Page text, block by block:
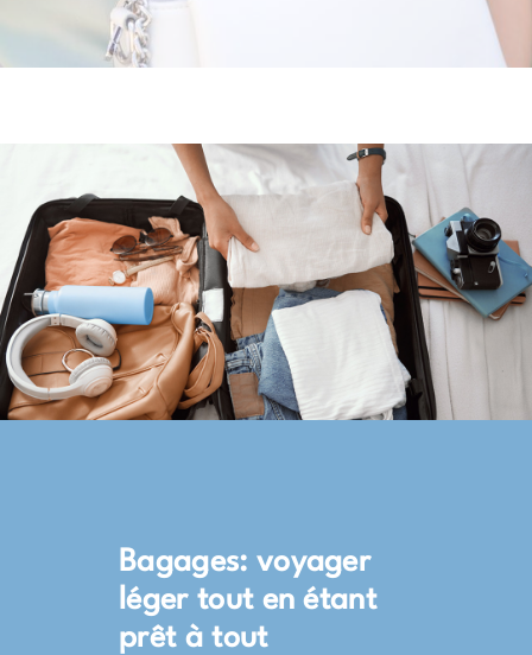
Bagages: voyager
léger tout en étant
prêt à tout